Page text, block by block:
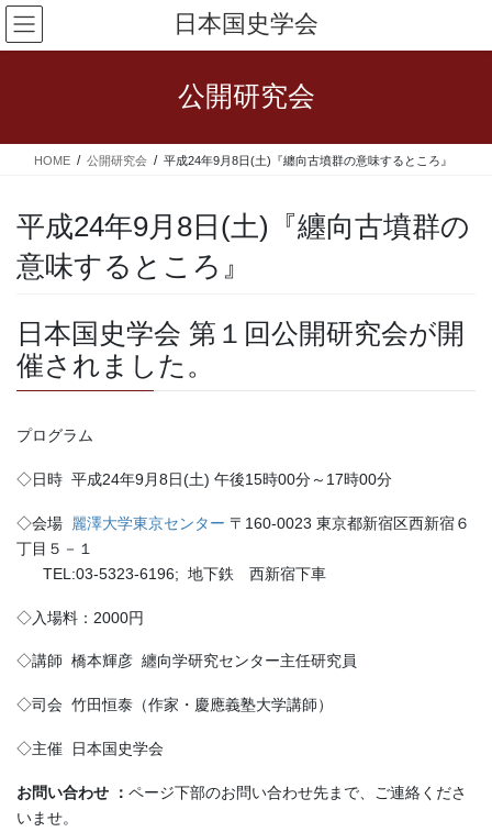
コ
ン
テ
ス
ナ
ビ
ゲ
ン
日本国史学会
公開研究会
HOME 公開研究会 平成24年9月8日(土)『纏向古墳群の意味するところ』
平成24年9月8日(土)『纏向古墳群の
意味するところ』
日本国史学会 第１回公開研究会が開
催されました。
プログラム
◇日時 平成24年9月8日(土) 午後15時00分～17時00分
◇会場 麗澤大学東京センター 〒160-0023 東京都新宿区西新宿６
丁目５－１
TEL:03-5323-6196; 地下鉄 西新宿下車
◇入場料：2000円
◇講師 橋本輝彦 纏向学研究センター主任研究員
◇司会 竹田恒泰（作家・慶應義塾大学講師）
◇主催 日本国史学会
お問い合わせ ： ページ下部のお問い合わせ先まで、ご連絡くださ
いませ。